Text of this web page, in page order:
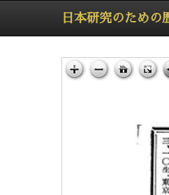
日本研究のための